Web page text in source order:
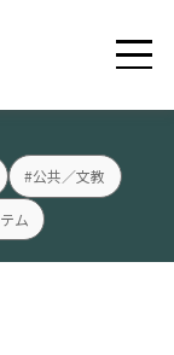
#公共／文教
ム